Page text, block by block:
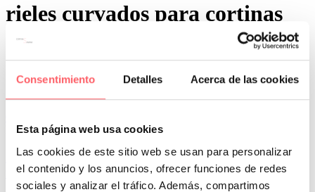
Consentimiento Detalles Acerca de las cookies
Esta página web usa cookies
Las cookies de este sitio web se usan para personalizar
el contenido y los anuncios, ofrecer funciones de redes
sociales y analizar el tráfico. Además, compartimos
rieles curvados para cortinas
Por San Mar Trucos y consejos
28 Feb:Cortinas y visillos a medida para paredes
redondeadas